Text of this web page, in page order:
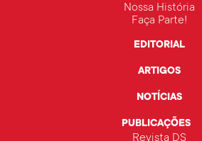
Nossa História
Faça Parte!
EDITORIAL
ARTIGOS
NOTÍCIAS
PUBLICAÇÕES
Revista DS